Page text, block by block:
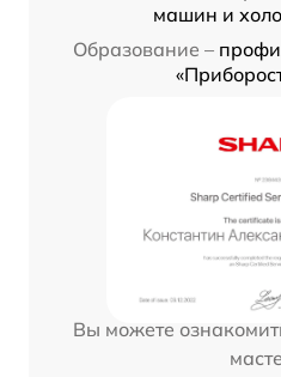
машин и
Образование –
Вы можете